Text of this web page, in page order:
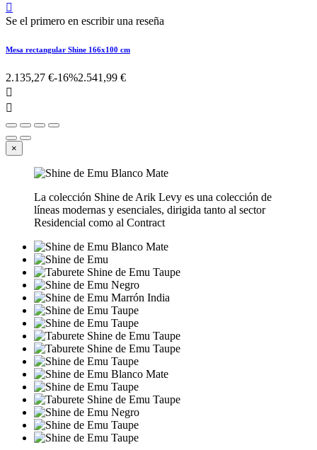

Se el primero en escribir una reseña
Mesa rectangular Shine 166x100 cm
2.135,27 €-16%2.541,99 €


×
La colección Shine de Arik Levy es una colección de
líneas modernas y esenciales, dirigida tanto al sector
Residencial como al Contract